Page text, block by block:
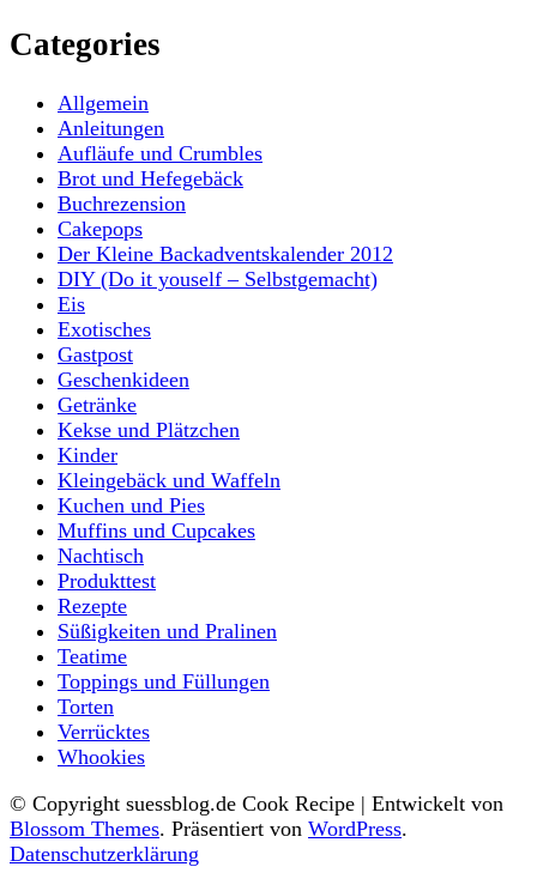
Categories
Allgemein
Anleitungen
Aufläufe und Crumbles
Brot und Hefegebäck
Buchrezension
Cakepops
Der Kleine Backadventskalender 2012
DIY (Do it youself – Selbstgemacht)
Eis
Exotisches
Gastpost
Geschenkideen
Getränke
Kekse und Plätzchen
Kinder
Kleingebäck und Waffeln
Kuchen und Pies
Muffins und Cupcakes
Nachtisch
Produkttest
Rezepte
Süßigkeiten und Pralinen
Teatime
Toppings und Füllungen
Torten
Verrücktes
Whookies
© Copyright suessblog.de Cook Recipe | Entwickelt von
Blossom Themes. Präsentiert von WordPress.
Datenschutzerklärung